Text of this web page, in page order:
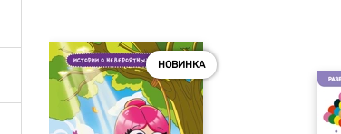
НОВИНКА